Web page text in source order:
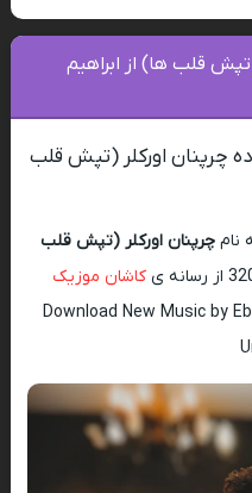
قلب ها) از ابراهیم
چرپنان اورکلر (تپش قلب
نامچرپنان اورکلر (تپش قلب
کاشان موزیک
Download New Music by